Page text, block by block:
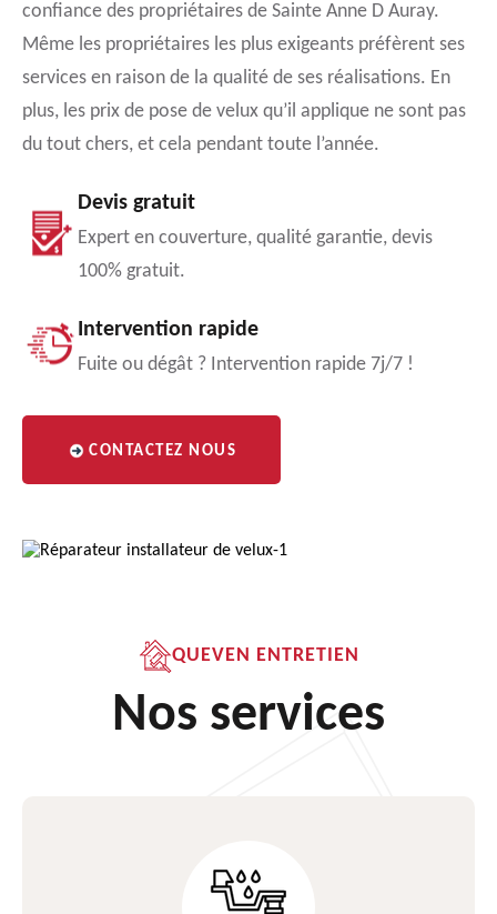
confiance des propriétaires de Sainte Anne D Auray.
Même les propriétaires les plus exigeants préfèrent ses
services en raison de la qualité de ses réalisations. En
plus, les prix de pose de velux qu’il applique ne sont pas
du tout chers, et cela pendant toute l’année.
Devis gratuit
Expert en couverture, qualité garantie, devis
100% gratuit.
Intervention rapide
Fuite ou dégât ? Intervention rapide 7j/7 !
CONTACTEZ NOUS
QUEVEN ENTRETIEN
Nos services